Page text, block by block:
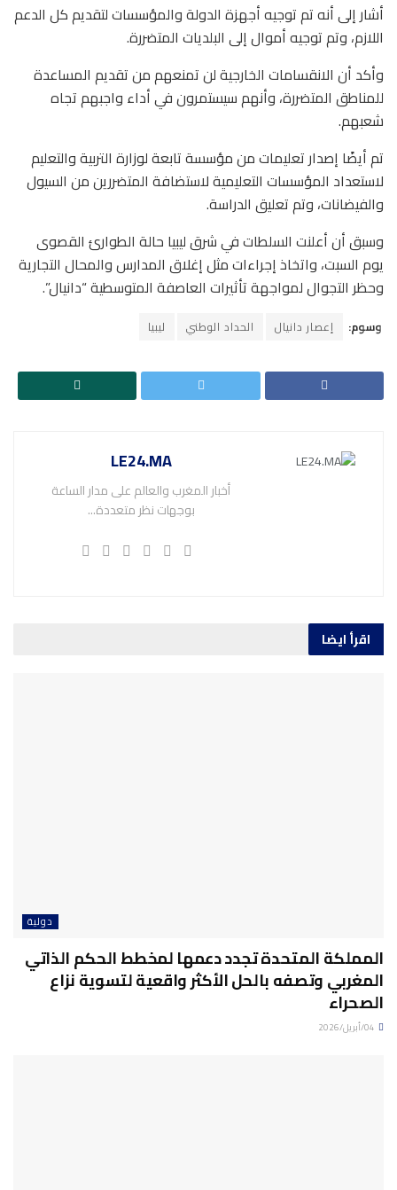
أشار إلى أنه تم توجيه أجهزة الدولة والمؤسسات لتقديم كل الدعم
اللازم، وتم توجيه أموال إلى البلديات المتضررة.
وأكد أن الانقسامات الخارجية لن تمنعهم من تقديم المساعدة
للمناطق المتضررة، وأنهم سيستمرون في أداء واجبهم تجاه
شعبهم.
تم أيضًا إصدار تعليمات من مؤسسة تابعة لوزارة التربية والتعليم
لاستعداد المؤسسات التعليمية لاستضافة المتضررين من السيول
والفيضانات، وتم تعليق الدراسة.
وسبق أن أعلنت السلطات في شرق ليبيا حالة الطوارئ القصوى
يوم السبت، واتخاذ إجراءات مثل إغلاق المدارس والمحال التجارية
وحظر التجوال لمواجهة تأثيرات العاصفة المتوسطية “دانيال”.
وسوم: إعصار دانيال الحداد الوطني ليبيا
LE24.MA
أخبار المغرب والعالم على مدار الساعة
بوجهات نظر متعددة...
اقرأ ايضا
دولية
المملكة المتحدة تجدد دعمها لمخطط الحكم الذاتي
المغربي وتصفه بالحل الأكثر واقعية لتسوية نزاع
الصحراء